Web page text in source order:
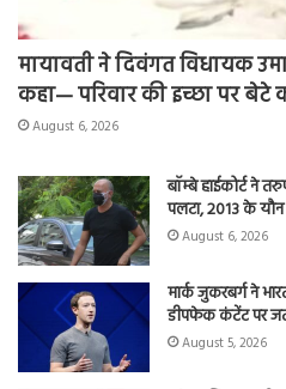
मायावती ने दिवंगत विधायक
कहा— परिवार की इच्छा पर बेटे
August 6, 2026
बॉम्बे हाईकोर्ट ने
पलटा, 2013 के यौन
August 6, 2026
मार्क जुकरबर्ग ने
डीपफेक कंटेंट पर
August 5, 2026